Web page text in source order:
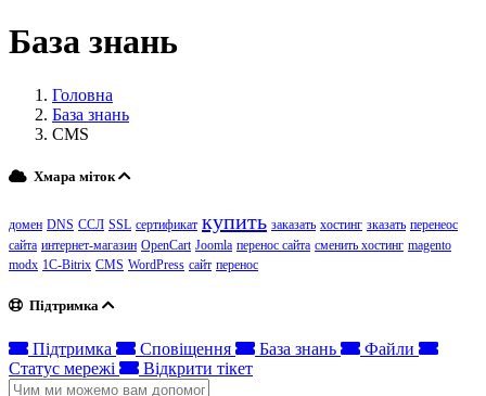
База знань
Головна
База знань
CMS
Хмара міток
домен DNS ССЛ SSL сертификат купить заказать хостинг зказать перенеос
сайта интернет-магазин OpenCart Joomla перенос сайта сменить хостинг magento
modx 1C-Bitrix CMS WordPress сайт перенос
Підтримка
Підтримка Сповіщення База знань
Файли
Статус мережі
Відкрити тікет